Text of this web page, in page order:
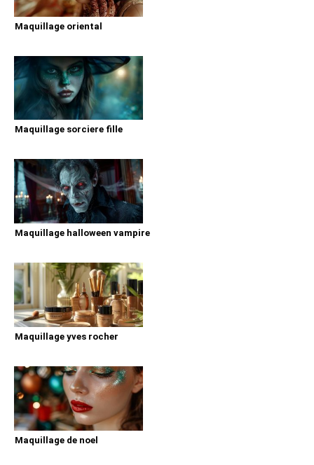
Maquillage oriental
Maquillage sorciere fille
Maquillage halloween vampire
Maquillage yves rocher
Maquillage de noel